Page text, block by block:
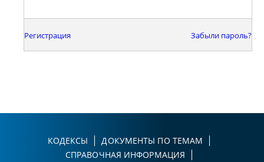
Регистрация Забыли пароль?
КОДЕКСЫ
ДОКУМЕНТЫ ПО ТЕМАМ
СПРАВОЧНАЯ ИНФОРМАЦИЯ